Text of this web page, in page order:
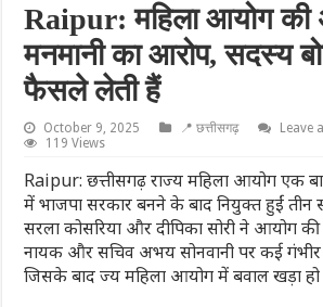
Raipur: महिला आयोग की
मनमानी का आरोप, सदस्य
फैसले लेती हैं
October 9, 2025 📍 छत्तीसगढ़
Leave
119 Views
Raipur: छत्तीसगढ़ राज्य महिला आयोग एक
में भाजपा सरकार बनने के बाद नियुक्त हुईं तीन
सरला कोसरिया और दीपिका सोरी ने आयोग
नायक और सचिव अभय सोनवानी पर कई
जिसके बाद ज्य महिला आयोग में बवाल खड़ा हो